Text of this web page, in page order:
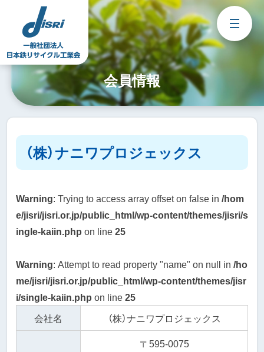
content
会員情報
（株）ナニワプロジェックス
Warning: Trying to access array offset on false in /hom
e/jisri/jisri.or.jp/public_html/wp-content/themes/jisri/s
ingle-kaiin.php on line25
Warning: Attempt to read property "name" on null in /ho
me/jisri/jisri.or.jp/public_html/wp-content/themes/jisr
i/single-kaiin.php on line25
会社名
（株）ナニワプロジェックス
〒595-0075